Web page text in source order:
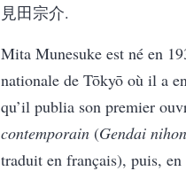
見田宗介.
Mita Munesuke est né en
nationale de Tōkyō où il a
qu’il publia son premier
contemporain (Gendai
traduit en français), puis, en